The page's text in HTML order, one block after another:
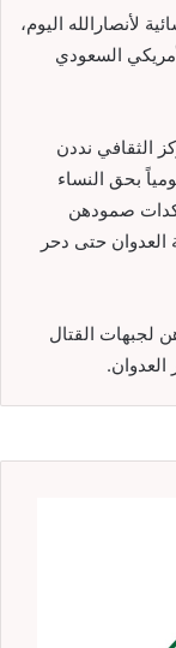
لأنصارالله اليوم،
السعودي
الثقافي نددن
بحق النساء
صمودهن
حتى دحر
لجبهات القتال
العدوان.